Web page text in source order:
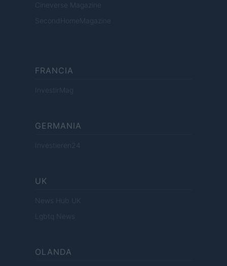
Cineverse Magazine
SecondHomeMagazine
FRANCIA
InvestirMag
GERMANIA
Investieren24
UK
News Hub UK
Lgbtq News
OLANDA